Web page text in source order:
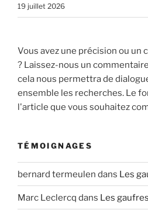
19 juillet 2026
Vous avez une précision ou un
? Laissez-nous un
cela nous permettra de
ensemble les recherches. Le
l'article que vous souhaitez
TÉMOIGNAGES
bernard termeulen dans Les
Marc Leclercq dans Les